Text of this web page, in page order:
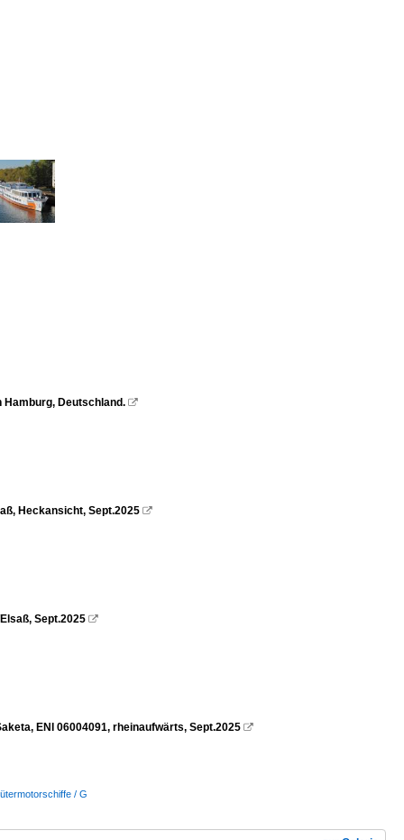
Hamburg, Deutschland. 
Heckansicht, Sept.2025 
Sept.2025 
ENI 06004091, rheinaufwärts, Sept.2025 
/ G